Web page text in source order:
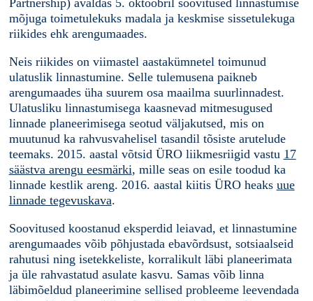
Partnership) avaldas 5. oktoobril soovitused linnastumise
mõjuga toimetulekuks madala ja keskmise sissetulekuga
riikides ehk arengumaades.
Neis riikides on viimastel aastakümnetel toimunud
ulatuslik linnastumine. Selle tulemusena paikneb
arengumaades üha suurem osa maailma suurlinnadest.
Ulatusliku linnastumisega kaasnevad mitmesugused
linnade planeerimisega seotud väljakutsed, mis on
muutunud ka rahvusvahelisel tasandil tõsiste arutelude
teemaks. 2015. aastal võtsid ÜRO liikmesriigid vastu 17
säästva arengu eesmärki, mille seas on esile toodud ka
linnade kestlik areng. 2016. aastal kiitis ÜRO heaks uue
linnade tegevuskava.
Soovitused koostanud eksperdid leiavad, et linnastumine
arengumaades võib põhjustada ebavõrdsust, sotsiaalseid
rahutusi ning isetekkeliste, korralikult läbi planeerimata
ja üle rahvastatud asulate kasvu. Samas võib linna
läbimõeldud planeerimine sellised probleeme leevendada